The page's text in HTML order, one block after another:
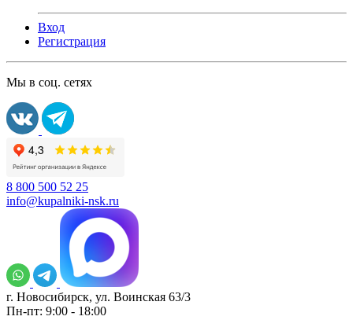
Вход
Регистрация
Мы в соц. сетях
8 800 500 52 25
info@kupalniki-nsk.ru
г. Новосибирск, ул. Воинская 63/3
Пн-пт: 9:00 - 18:00